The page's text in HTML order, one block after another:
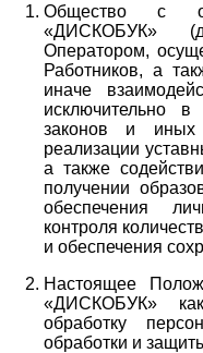
Общество с
«ДИСКОБУК»
Оператором,
Работников, а
иначе
исключительно
законов и иных
реализации
а также
получении
обеспечения
контроля
и обеспечения
Настоящее
«ДИСКОБУК»
обработку
обработки и